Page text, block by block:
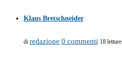
Klaus Bretschneider
di redazione 0 commenti 18